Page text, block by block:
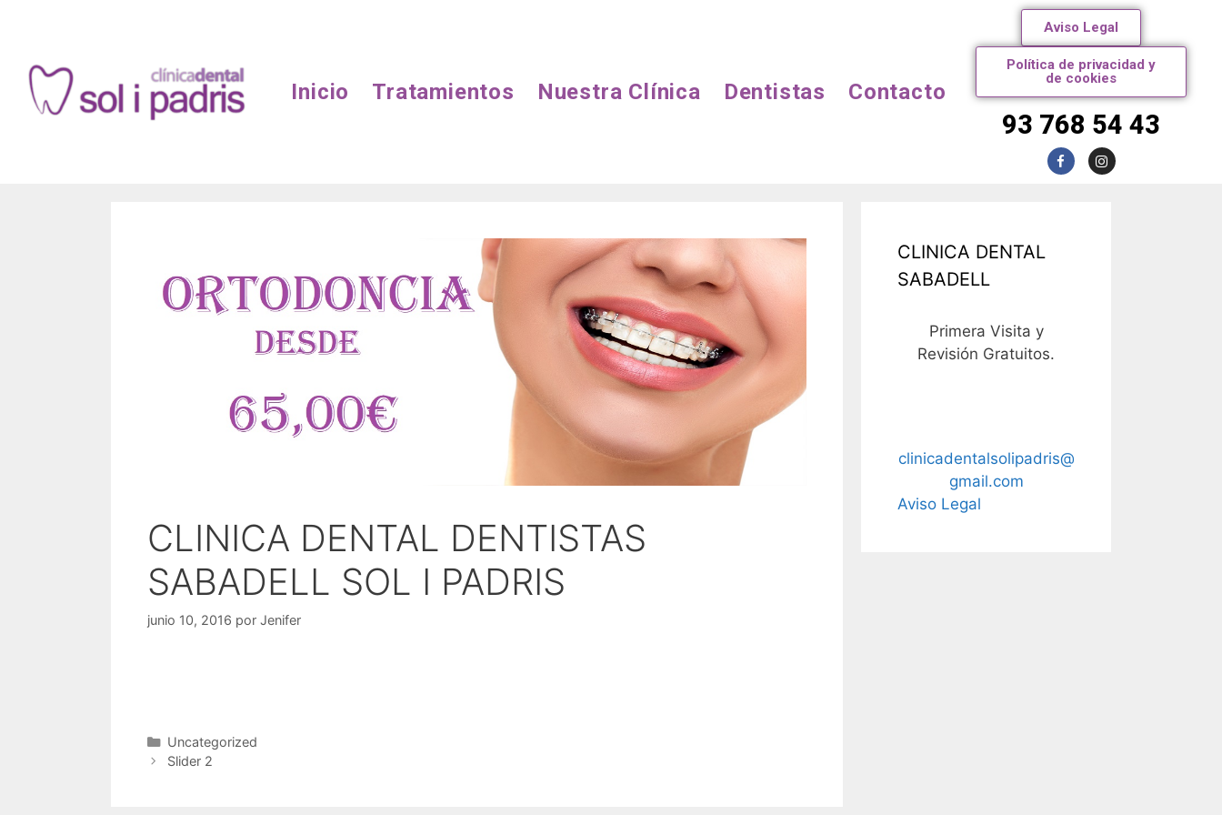
Inicio Tratamientos Nuestra Clínica Dentistas Contacto
Aviso Legal
Política de privacidad y
de cookies
93 768 54 43
CLINICA DENTAL DENTISTAS
SABADELL SOL I PADRIS
junio 10, 2016 por Jenifer
Uncategorized
Slider 2
CLINICA DENTAL
SABADELL
Primera Visita y
Revisión Gratuitos.
clinicadentalsolipadris@
gmail.com
Aviso Legal